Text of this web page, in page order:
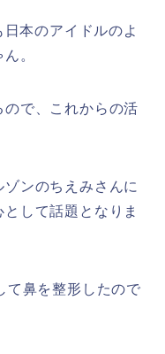
本のアイドルのよ
。
で、これからの活
ンのちえみさんに
して話題となりま
て鼻を整形したので